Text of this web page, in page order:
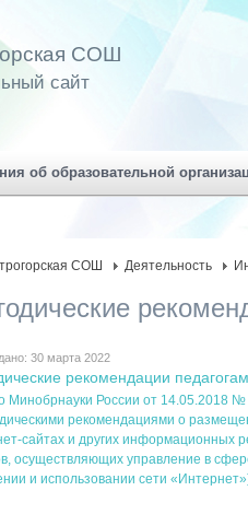
СОШ
сайт
об образовательной
СОШ Деятельность
30 марта 2022
рекомендации
Минобрнауки России от 14.05.2018
рекомендациями о
сайтах и других информационных
осуществляющих управление в
и использовании сети